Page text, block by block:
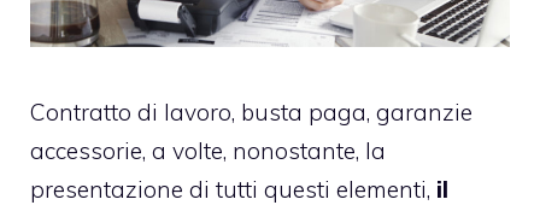
Contratto di lavoro, busta paga, garanzie
accessorie, a volte, nonostante, la
presentazione di tutti questi elementi, il